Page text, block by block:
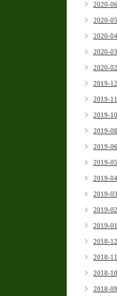
2020-06
2020-05
2020-04
2020-03
2020-02
2019-12
2019-11
2019-10
2019-08
2019-06
2019-05
2019-04
2019-03
2019-02
2019-01
2018-12
2018-11
2018-10
2018-09